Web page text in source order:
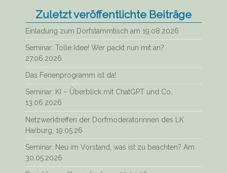
Zuletzt veröffentlichte Beiträge
Einladung zum Dorfstammtisch am 19.08.2026
Seminar: Tolle Idee! Wer packt nun mit an?
27.06.2026
Das Ferienprogramm ist da!
Seminar: KI – Überblick mit ChatGPT und Co,
13.06.2026
Netzwerktreffen der Dorfmoderatorinnen des LK
Harburg, 19.05.26
Seminar: Neu im Vorstand, was ist zu beachten? Am
30.05.2026